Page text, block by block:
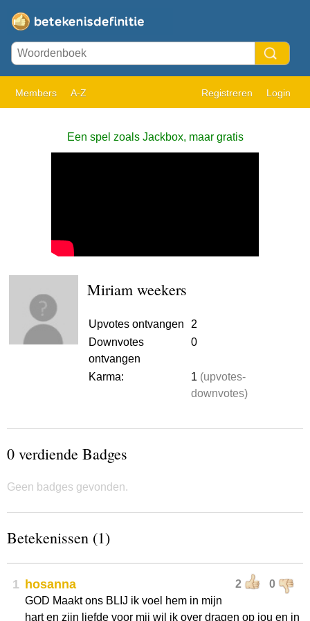
Members A-Z Registreren Login
Een spel zoals Jackbox, maar gratis
Miriam weekers
Upvotes ontvangen
2
Downvotes
ontvangen
0
Karma: 1 (upvotes-
downvotes)
0 verdiende Badges
Geen badges gevonden.
Betekenissen (1)
1 2 0
hosanna
GOD Maakt ons BLIJ ik voel hem in mijn
hart en zijn liefde voor mij wil ik over dragen op jou en in